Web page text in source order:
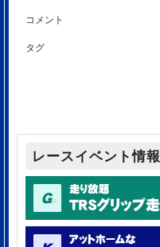
コメント
タグ
レースイベント情報